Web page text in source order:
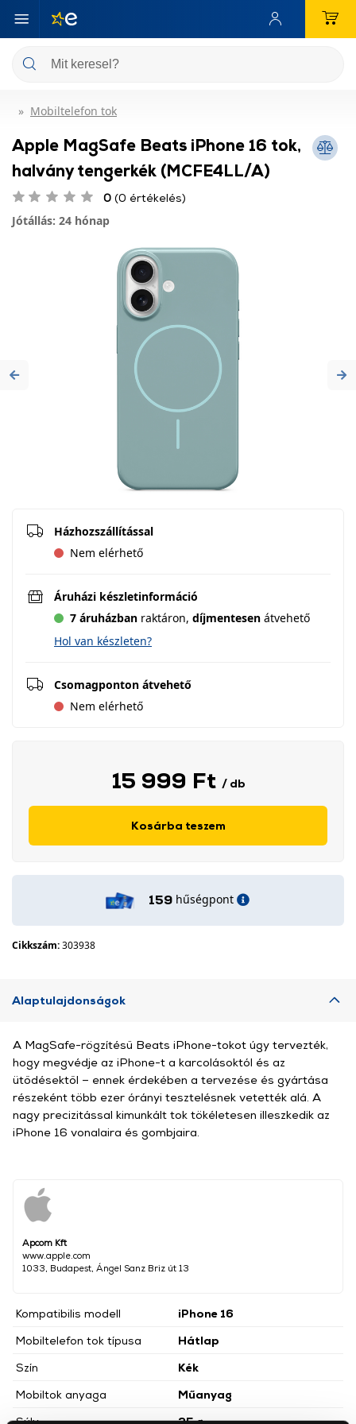
Mobiltelefon tok
Apple MagSafe Beats iPhone 16 tok,
halvány tengerkék (MCFE4LL/A)
0 (0 értékelés)
Jótállás: 24 hónap
Previous
Házhozszállítással
Nem elérhető
Áruházi készletinformáció
7 áruházban raktáron, díjmentesen átvehető
Hol van készleten?
Csomagponton átvehető
Nem elérhető
15 999 Ft / db
Kosárba teszem
159 hűségpont
Cikkszám:303938
Alaptulajdonságok
Apcom Kft
www.apple.com
1033, Budapest, Ángel Sanz Briz út 13
Kompatibilis modell
iPhone 16
Mobiltelefon tok típusa
Hátlap
Szín
Kék
Mobiltok anyaga
Műanyag
Súly
25 g
A MagSafe-rögzítésű Beats iPhone-tokot úgy tervezték,
hogy megvédje az iPhone-t a karcolásoktól és az
ütődésektől – ennek érdekében a tervezése és gyártása
részeként több ezer órányi tesztelésnek vetették alá. A
nagy precizitással kimunkált tok tökéletesen illeszkedik az
iPhone 16 vonalaira és gombjaira.